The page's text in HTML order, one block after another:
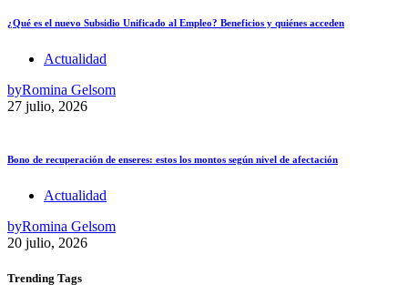
¿Qué es el nuevo Subsidio Unificado al Empleo? Beneficios y quiénes acceden
Actualidad
byRomina Gelsom
27 julio, 2026
Bono de recuperación de enseres: estos los montos según nivel de afectación
Actualidad
byRomina Gelsom
20 julio, 2026
Trending Tags